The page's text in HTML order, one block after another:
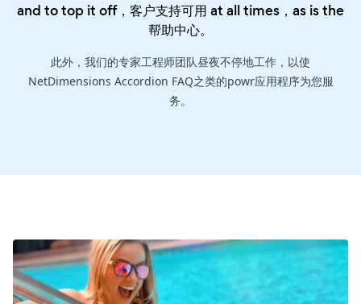
and to top it off，客户支持可用 at all times，as is the
帮助中心。
此外，我们的专家工程师团队昼夜不停地工作，以使
NetDimensions Accordion FAQ之类的powr应用程序为您服
务。